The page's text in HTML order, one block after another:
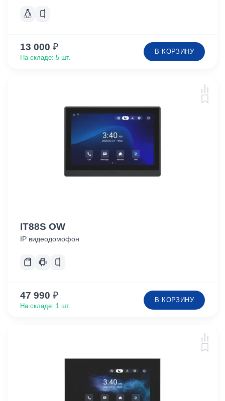
13 000 ₽
На складе: 5 шт.
В КОРЗИНУ
IT88S OW
IP видеодомофон
47 990 ₽
На складе: 1 шт.
В КОРЗИНУ